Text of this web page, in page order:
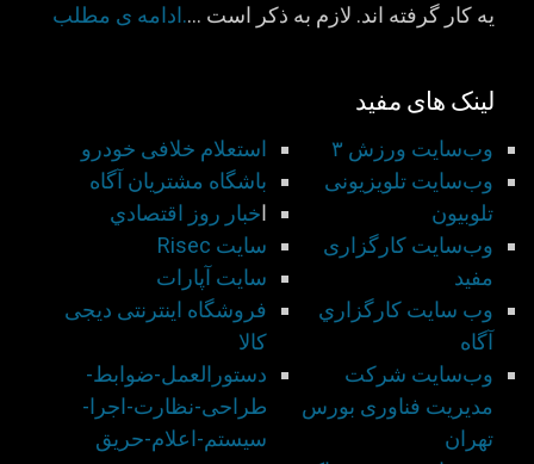
يه كار گرفته اند. لازم به ذكر است ….ادامه ی مطلب
لینک های مفید
استعلام خلافی خودرو
باشگاه مشتريان آگاه
اخبار روز اقتصادي
سايت Risec
سايت آپارات
فروشگاه اینترنتی دیجی
کالا
دستورالعمل-ضوابط-
طراحی-نظارت-اجرا-
سيستم-اعلام-حريق
وب‌سایت ورزش ۳
وب‌سایت تلویزیونی
تلوبیون
وب‌سایت کارگزاری
مفید
وب سايت كارگزاري
آگاه
وب‌سایت شركت
مديريت فناوری بورس
تهران